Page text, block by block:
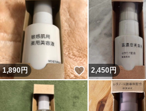
1,890円 いいね！
2,450円